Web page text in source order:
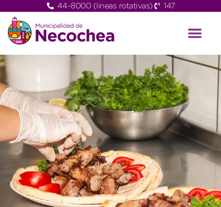
44-8000 (lineas rotativas) 147